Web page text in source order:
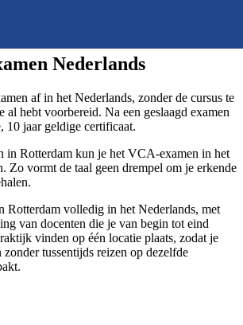
Nederlands
af in het Nederlands, zonder de cursus te
al hebt voorbereid. Na een geslaagd examen
10 jaar geldige certificaat.
Rotterdam kun je het VCA-examen in het
Zo vormt de taal geen drempel om je erkende
Rotterdam volledig in het Nederlands, met
van docenten die je van begin tot eind
vinden op één locatie plaats, zodat je
tussentijds reizen op dezelfde